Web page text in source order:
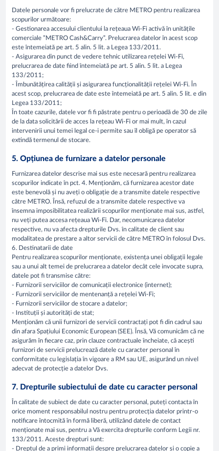
Datele personale vor fi prelucrate de către METRO pentru realizarea
scopurilor următoare:
- Gestionarea accesului clientului la rețeaua Wi-Fi activă în unitățile
comerciale ”METRO Cash&Carry”. Prelucrarea datelor în acest scop
este întemeiată pe art. 5 alin. 5 lit. a Legea 133/2011.
- Asigurarea din punct de vedere tehnic utilizarea rețelei Wi-Fi,
prelucrarea de date fiind întemeiată pe art. 5 alin. 5 lit. a Legea
133/2011;
- Îmbunătățirea calității și asigurarea funcționalității rețelei Wi-Fi. În
acest scop, prelucrarea de date este întemeiată pe art. 5 alin. 5 lit. e din
Legea 133/2011;
În toate cazurile, datele vor fi fi păstrate pentru o perioadă de 30 de zile
de la data solicitării de acces la rețeau Wi-Fi or mai mult, în cazul
intervenirii unui temei legal ce-i permite sau îl obligă pe operator să
extindă termenul de stocare.
5. Opțiunea de furnizare a datelor personale
Furnizarea datelor descrise mai sus este necesară pentru realizarea
scopurilor indicate în pct. 4. Menționăm, că furnizarea acestor date
este benevolă și nu aveți o obligație de a transmite datele respective
către METRO. Însă, refuzul de a transmite datele respective va
însemna imposibilitatea realizării scopurilor menționate mai sus, astfel,
nu veți putea accesa rețeaua Wi-Fi. Dar, necomunicarea datelor
respective, nu va afecta drepturile Dvs. în calitate de client sau
modalitatea de prestare a altor servicii de către METRO în folosul Dvs.
6. Destinatarii de date
Pentru realizarea scopurilor menționate, existența unei obligații legale
sau a unui alt temei de prelucrarea a datelor decât cele invocate supra,
datele pot fi transmise către:
- Furnizorii serviciilor de comunicații electronice (internet);
- Furnizorii serviciilor de mentenanță a rețelei Wi-Fi;
- Furnizorii serviciilor de stocare a datelor;
- Instituții și autorități de stat;
Menționăm că unii furnizori de servicii contractați pot fi din cadrul sau
din afara Spațiului Economic European (SEE). Însă, Vă comunicăm că ne
asigurăm în fiecare caz, prin clauze contractuale încheiate, că acești
furnizori de servicii prelucrează datele cu caracter personal în
conformitate cu legislația în vigoare a RM sau UE, asigurând un nivel
adecvat de protecție a datelor Dvs.
7. Drepturile subiectului de date cu caracter personal
În calitate de subiect de date cu caracter personal, puteți contacta în
orice moment responsabilul nostru pentru protecția datelor printr-o
notificare întocmită în formă liberă, utilizând datele de contact
menționate mai sus, pentru a Vă exercita drepturile conform Legii nr.
133/2011. Aceste drepturi sunt:
- Dreptul de a primi informații despre prelucrarea datelor și o copie a